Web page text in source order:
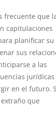
frecuente que
capitulaciones
planificar su
sus
a las
jurídicas
en el futuro.
que